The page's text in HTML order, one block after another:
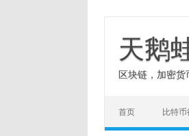
content
天鹅
区块链，加密货
首页 比特币